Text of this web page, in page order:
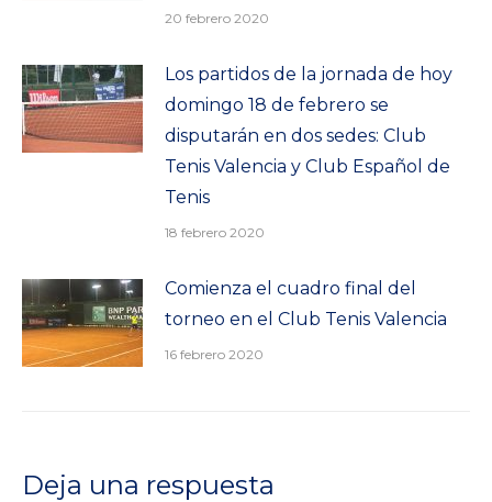
20 febrero 2020
Los partidos de la jornada de hoy
domingo 18 de febrero se
disputarán en dos sedes: Club
Tenis Valencia y Club Español de
Tenis
18 febrero 2020
Comienza el cuadro final del
torneo en el Club Tenis Valencia
16 febrero 2020
Deja una respuesta